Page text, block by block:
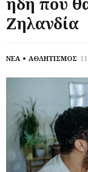
Ζηλανδία
ΝΕΑ ΑΘΛΗΤΙΣΜΟΣ